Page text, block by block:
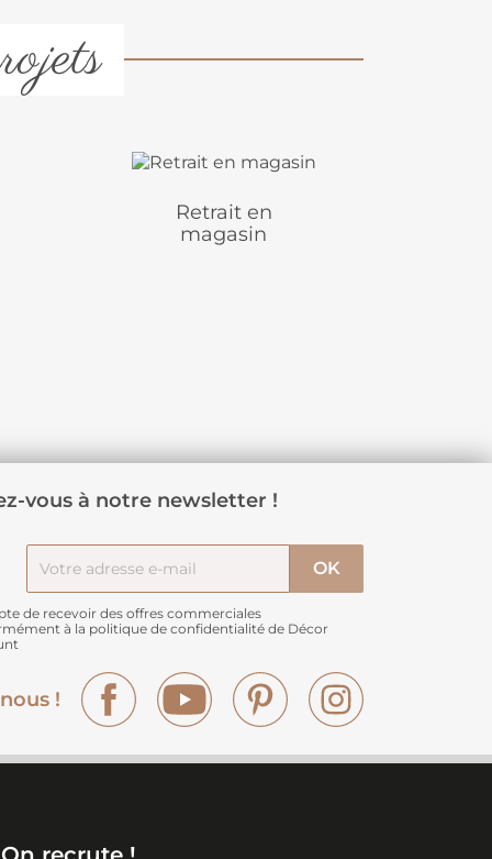
Retrait en
magasin
vous à notre newsletter !
de recevoir des offres commerciales
à la politique de confidentialité de Décor
!
Facebook YouTube Pinterest